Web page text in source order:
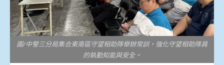
圖/中警三分局集合東南區守望相助隊舉辦常訓，強化守望相助隊員
的執勤知能與安全。